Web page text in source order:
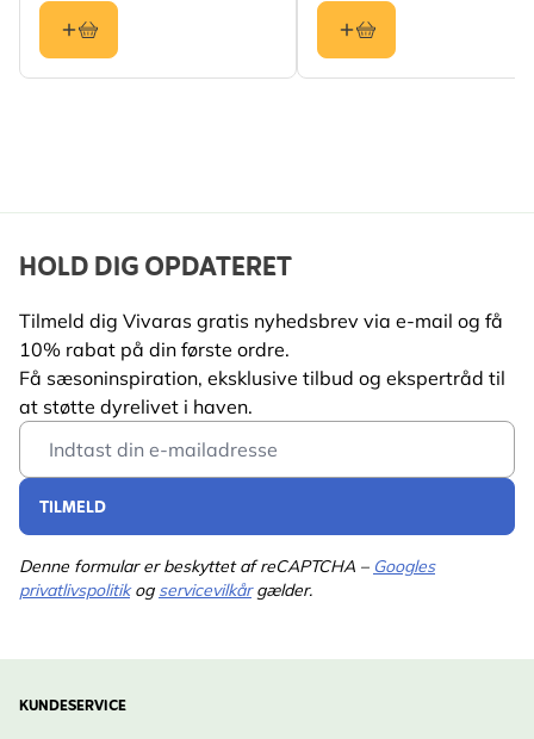
Materiale Træ (FSC® 100%)
HOLD DIG OPDATERET
Tilmeld dig Vivaras gratis nyhedsbrev via e-mail og få
10% rabat på din første ordre.
Få sæsoninspiration, eksklusive tilbud og ekspertråd til
at støtte dyrelivet i haven.
Email Address
TILMELD
Denne formular er beskyttet af reCAPTCHA – Googles
privatlivspolitikog servicevilkårgælder.
KUNDESERVICE